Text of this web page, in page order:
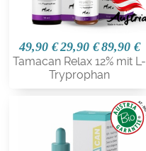
49,90 €29,90 €89,90 €
Tamacan Relax 12% mit L-
Tryprophan